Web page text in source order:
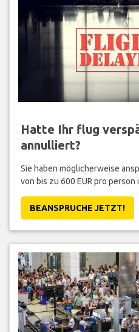
Hatte Ihr flug
annulliert?
Sie haben möglicherweise
von bis zu 600 EUR pro person
BEANSPRUCHE JETZT!